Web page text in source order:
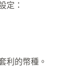
定：
利的幣種。